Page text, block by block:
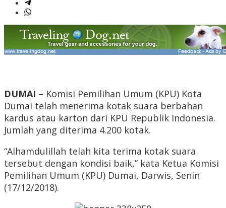
DUMAI – Komisi Pemilihan Umum (KPU) Kota
Dumai telah menerima kotak suara berbahan
kardus atau karton dari KPU Republik Indonesia.
Jumlah yang diterima 4.200 kotak.
“Alhamdulillah telah kita terima kotak suara
tersebut dengan kondisi baik,” kata Ketua Komisi
Pemilihan Umum (KPU) Dumai, Darwis, Senin
(17/12/2018).